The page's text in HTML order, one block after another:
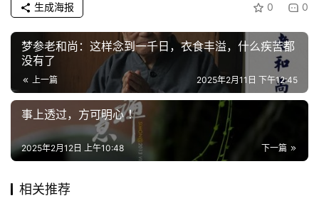
0 0
生成海报
梦参老和尚：这样念到一千日，衣食丰溢，什么疾苦都
没有了
上一篇 2025年2月11日 下午12:45
事上透过，方可明心 ！
下一篇
2025年2月12日 上午10:48
相关推荐